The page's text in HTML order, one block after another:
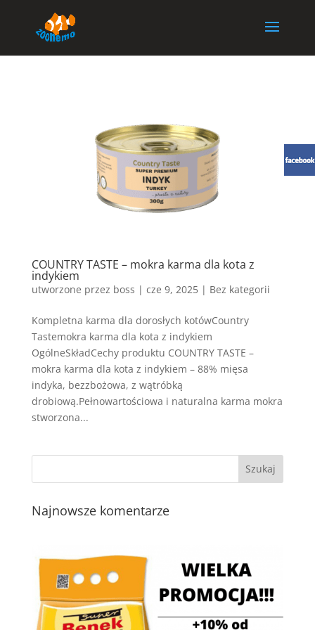
COUNTRY TASTE – mokra karma dla kota z
indykiem
utworzone przez boss | cze 9, 2025| Bez kategorii
Kompletna karma dla dorosłych kotówCountry
Tastemokra karma dla kota z indykiem
OgólneSkładCechy produktu COUNTRY TASTE –
mokra karma dla kota z indykiem – 88% mięsa
indyka, bezzbożowa, z wątróbką
drobiową.Pełnowartościowa i naturalna karma mokra
stworzona...
Najnowsze komentarze